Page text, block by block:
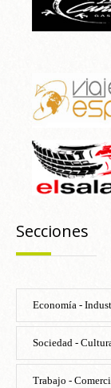
Secciones
Economía -
Sociedad -
Trabajo -